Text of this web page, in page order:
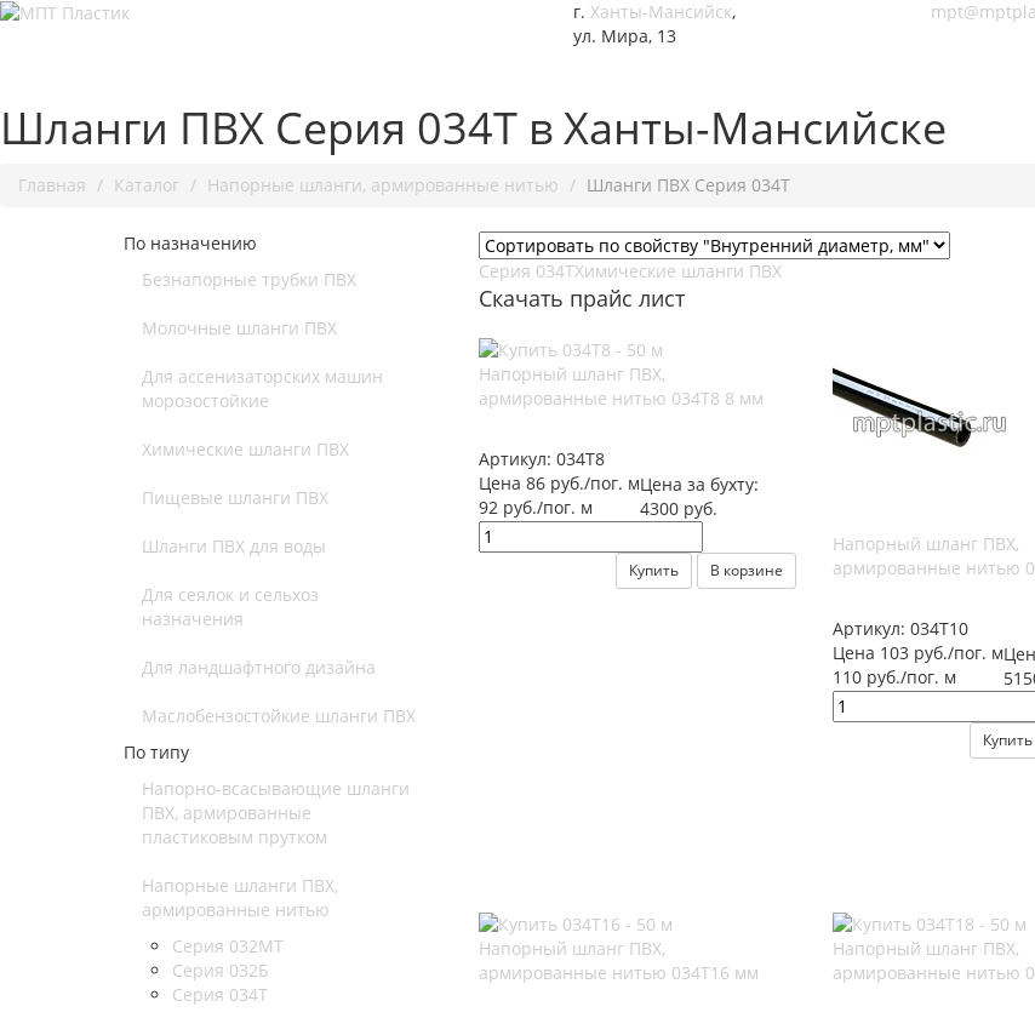
г. Ханты-Мансийск,
ул. Мира, 13
Шланги ПВХ Серия 034Т в Ханты-Мансийске
Главная Каталог Напорные шланги, армированные нитью Шланги ПВХ Серия 034Т
По назначению
Безнапорные трубки ПВХ
Молочные шланги ПВХ
Для ассенизаторских машин
морозостойкие
Химические шланги ПВХ
Пищевые шланги ПВХ
Шланги ПВХ для воды
Для сеялок и сельхоз
назначения
Для ландшафтного дизайна
Маслобензостойкие шланги ПВХ
По типу
Напорно-всасывающие шланги
ПВХ, армированные
пластиковым прутком
Напорные шланги ПВХ,
армированные нитью
Серия 032МТ
Серия 032Б
Серия 034Т
Серия 034ТХимические шланги ПВХ
Скачать прайс лист
Напорный шланг ПВХ,
армированные нитью 034Т8 8 мм
Артикул: 034Т8
Цена 86 руб./пог. м
92 руб./пог. м
Цена за бухту:
4300 руб.
Купить В корзине
Напорный шланг ПВХ,
армированные нитью
Артикул: 034Т10
Цена 103 руб./пог. м
110 руб./пог. м
Купить
Напорный шланг ПВХ,
армированные нитью 034Т16 мм
Напорный шланг ПВХ,
армированные нитью